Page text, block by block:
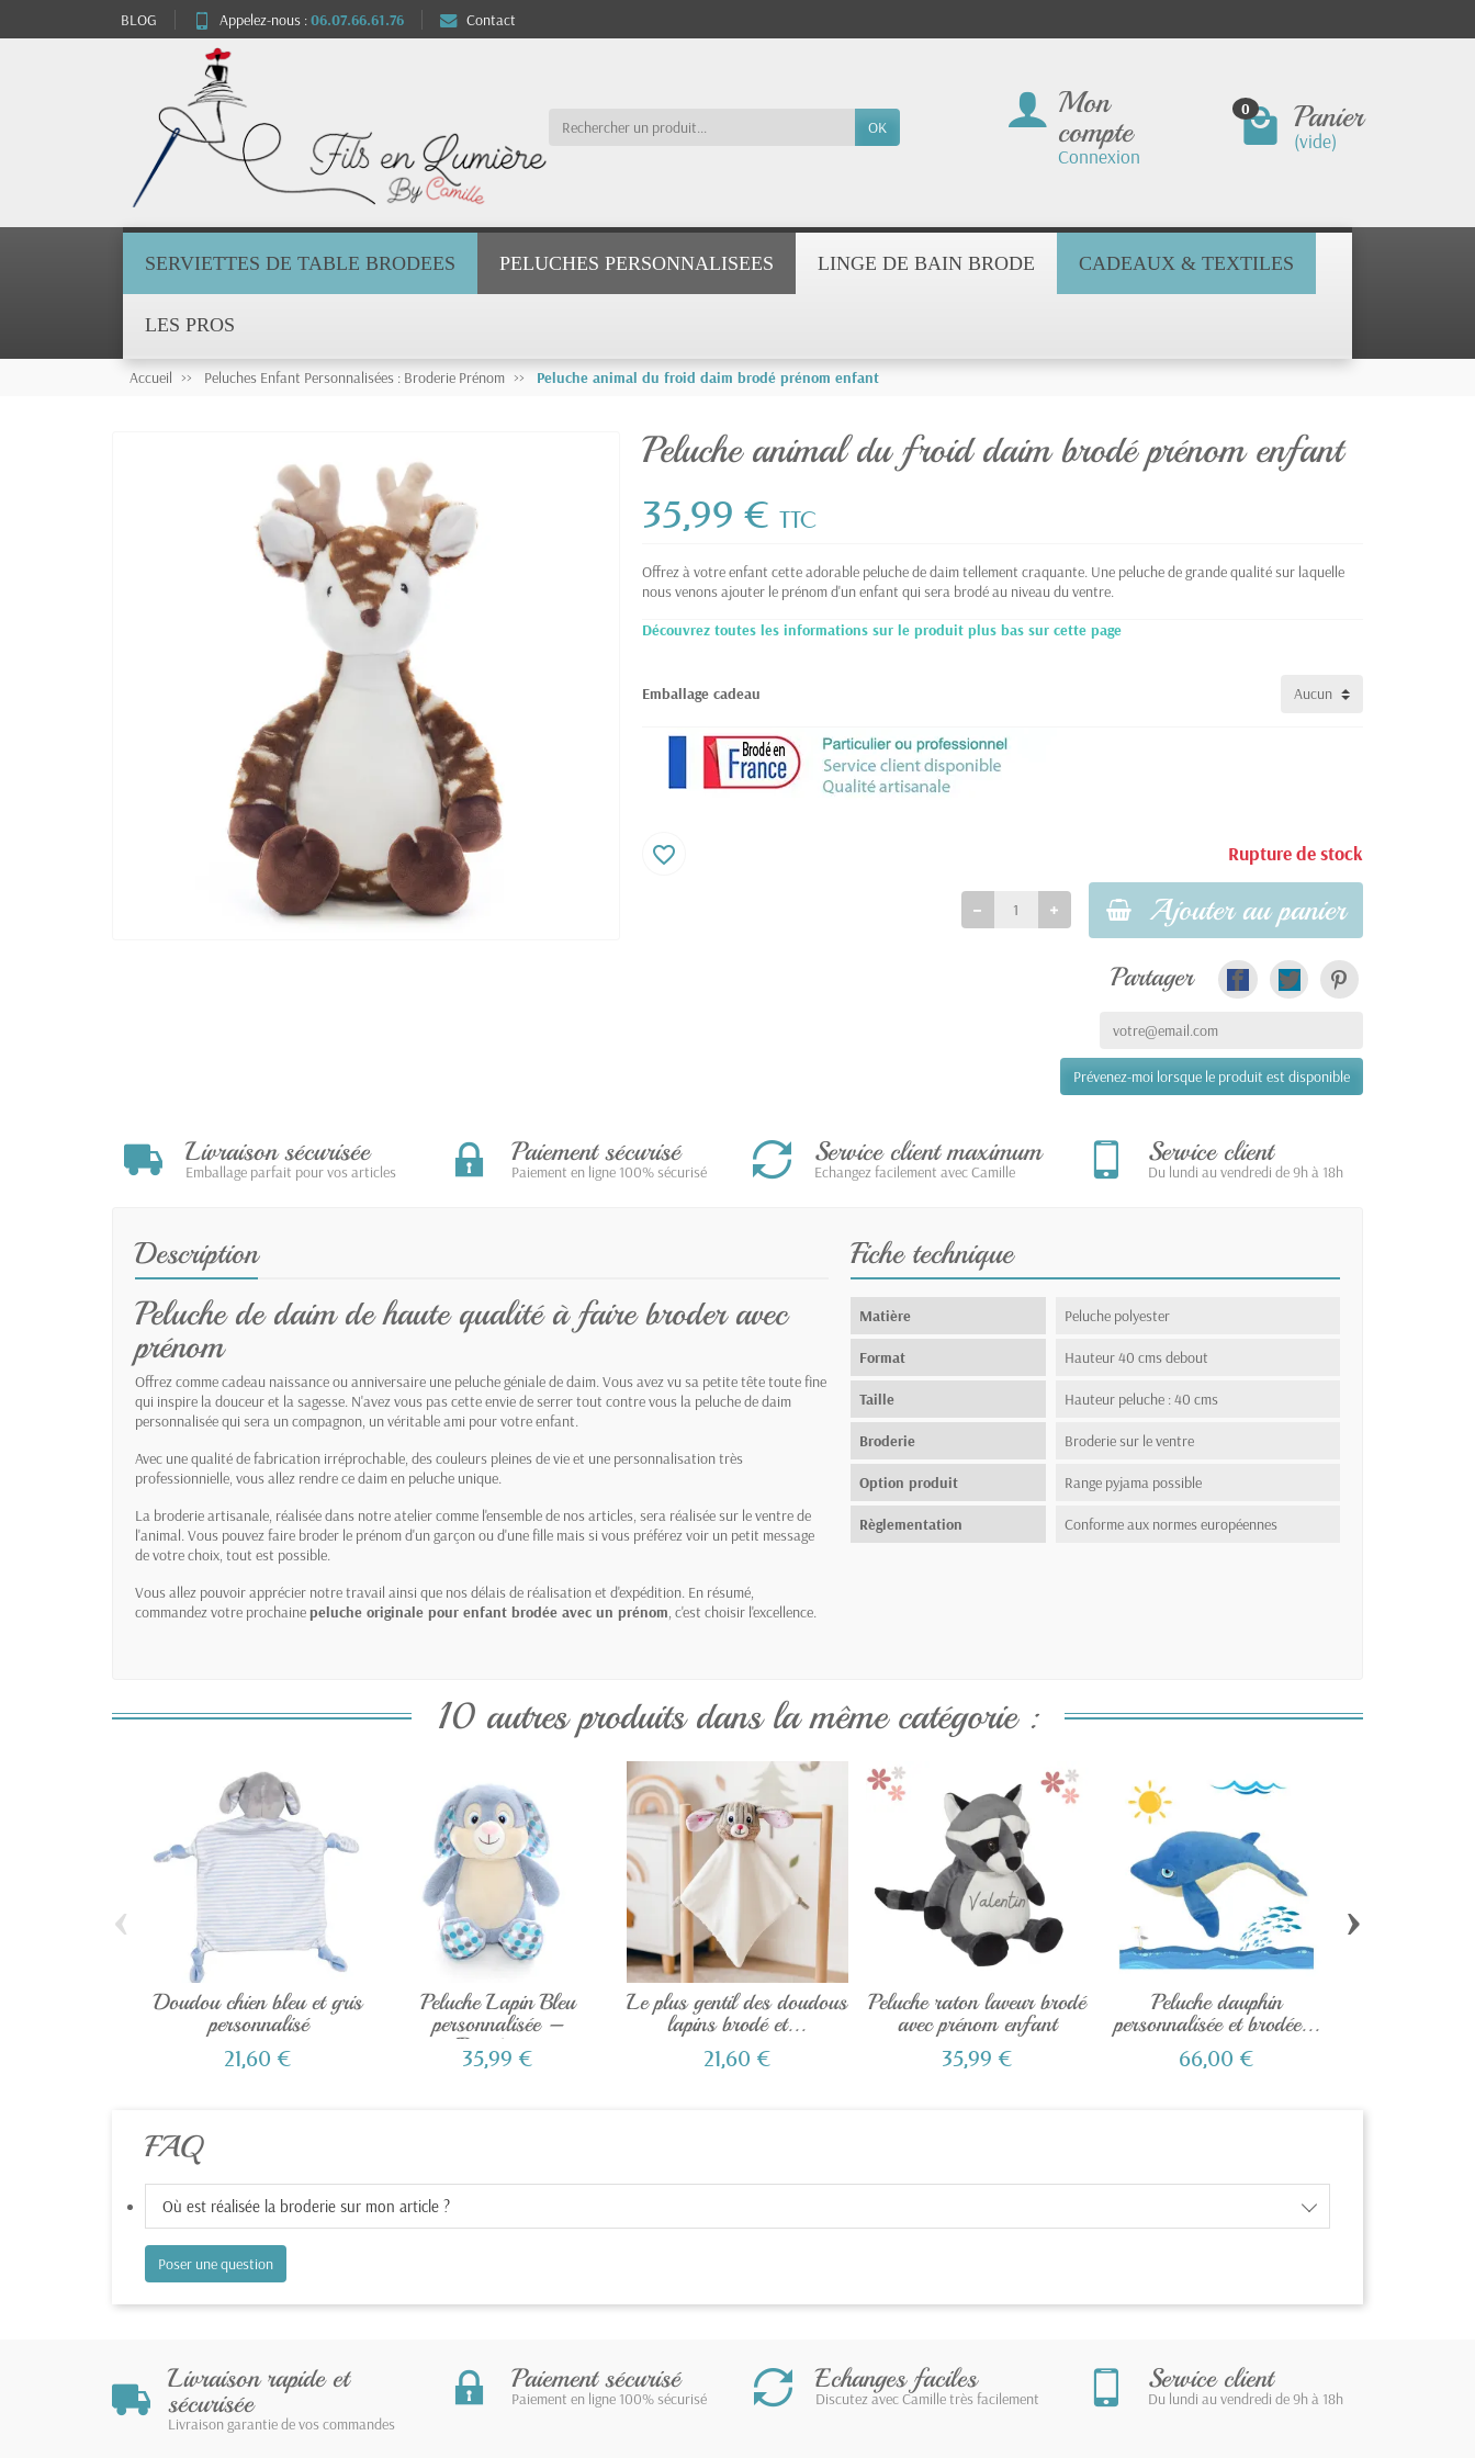
BLOG Appelez-nous :06.07.66.61.76 Contact
OK
Mon
compte
Connexion
0 Panier
(vide)
SERVIETTES DE TABLE BRODEES PELUCHES PERSONNALISEES LINGE DE BAIN BRODE CADEAUX & TEXTILES
LES PROS
Accueil Peluches Enfant Personnalisées : Broderie Prénom Peluche animal du froid daim brodé prénom enfant
Peluche animal du froid daim brodé prénom enfant
35,99 €TTC
Offrez à votre enfant cette adorable peluche de daim tellement craquante. Une peluche de grande qualité sur laquelle
nous venons ajouter le prénom d'un enfant qui sera brodé au niveau du ventre.
Découvrez toutes les informations sur le produit plus bas sur cette page
Emballage cadeau
Rupture de stock
Ajouter au panier
favorite_border
Partager
Prévenez-moi lorsque le produit est disponible
Livraison sécurisée
Emballage parfait pour vos articles
Paiement sécurisé
Paiement en ligne 100% sécurisé
Service client maximum
Echangez facilement avec Camille
Service client
Du lundi au vendredi de 9h à 18h
Description
Peluche de daim de haute qualité à faire broder avec
prénom
Offrez comme cadeau naissance ou anniversaire une peluche géniale de daim. Vous avez vu sa petite tête toute fine
qui inspire la douceur et la sagesse. N'avez vous pas cette envie de serrer tout contre vous la peluche de daim
personnalisée qui sera un compagnon, un véritable ami pour votre enfant.
Avec une qualité de fabrication irréprochable, des couleurs pleines de vie et une personnalisation très
professionnielle, vous allez rendre ce daim en peluche unique.
La broderie artisanale, réalisée dans notre atelier comme l'ensemble de nos articles, sera réalisée sur le ventre de
l'animal. Vous pouvez faire broder le prénom d'un garçon ou d'une fille mais si vous préférez voir un petit message
de votre choix, tout est possible.
Vous allez pouvoir apprécier notre travail ainsi que nos délais de réalisation et d'expédition. En résumé,
commandez votre prochaine peluche originale pour enfant brodée avec un prénom, c'est choisir l'excellence.
Fiche technique
Matière Peluche polyester
Format Hauteur 40 cms debout
Taille Hauteur peluche : 40 cms
Broderie Broderie sur le ventre
Option produit Range pyjama possible
Règlementation Conforme aux normes européennes
10 autres produits dans la même catégorie :
Doudou chien bleu et gris
personnalisé
21,60 €
Peluche Lapin Bleu
personnalisée –
Doudou...
35,99 €
Le plus gentil des doudous
lapins brodé et...
21,60 €
Peluche raton laveur brodé
avec prénom enfant
35,99 €
Peluche dauphin
personnalisée et brodée...
66,00 €
‹ ›
FAQ
Où est réalisée la broderie sur mon article ?
Poser une question
Livraison rapide et
sécurisée
Livraison garantie de vos commandes
Paiement sécurisé
Paiement en ligne 100% sécurisé
Echanges faciles
Discutez avec Camille très facilement
Service client
Du lundi au vendredi de 9h à 18h